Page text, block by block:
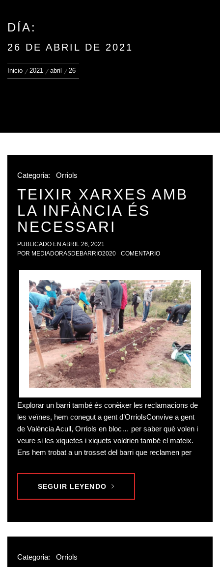
DÍA:
26 DE ABRIL DE 2021
Inicio 2021 abril 26
Categoria: Orriols
TEIXIR XARXES AMB
LA INFÀNCIA ÉS
NECESSARI
PUBLICADO EN ABRIL 26, 2021
POR MEDIADORASDEBARRIO2020 COMENTARIO
Explorar un barri també és conèixer les reclamacions de
les veïnes, hem conegut a gent d’OrriolsConvive a gent
de València Acull, Orriols en bloc… per saber què volen i
veure si les xiquetes i xiquets voldrien també el mateix.
Ens hem trobat a un trosset del barri que reclamen per
SEGUIR LEYENDO
Categoria: Orriols